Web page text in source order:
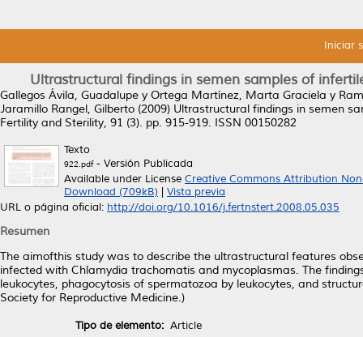
Iniciar
Ultrastructural findings in semen samples of
Gallegos Ávila, Guadalupe y Ortega Martínez, Marta Graciela y
Jaramillo Rangel, Gilberto (2009) Ultrastructural findings in semen
Fertility and Sterility, 91 (3). pp. 915-919. ISSN 00150282
Texto
922.pdf- Versión Publicada
Available under License Creative Commons Attribution
Download (709kB)
Vista previa
URL o página oficial: http://doi.org/10.1016/j.fertnstert.2008.05.035
Resumen
The aimofthis study was to describe the ultrastructural features
infected with Chlamydia trachomatis and mycoplasmas. The
leukocytes, phagocytosis of spermatozoa by leukocytes, and
Society for Reproductive Medicine.)
Tipo de elemento: Article